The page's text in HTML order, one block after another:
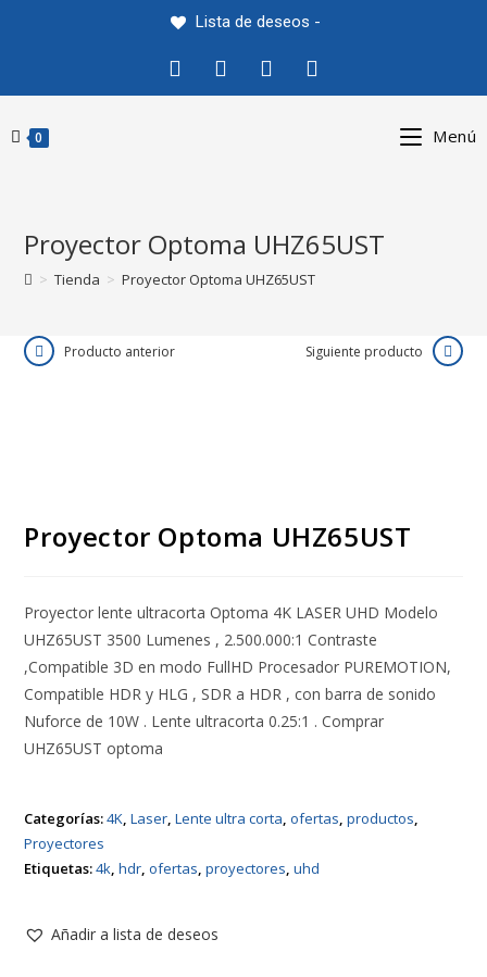
Lista de deseos -
0 Menú
Proyector Optoma UHZ65UST
> Tienda > Proyector Optoma UHZ65UST
Producto anterior Siguiente producto
Proyector Optoma UHZ65UST
Proyector lente ultracorta Optoma 4K LASER UHD Modelo
UHZ65UST 3500 Lumenes , 2.500.000:1 Contraste
,Compatible 3D en modo FullHD Procesador PUREMOTION,
Compatible HDR y HLG , SDR a HDR , con barra de sonido
Nuforce de 10W . Lente ultracorta 0.25:1 . Comprar
UHZ65UST optoma
Categorías:4K,Laser,Lente ultra corta,ofertas,productos,
Proyectores
Etiquetas:4k,hdr,ofertas,proyectores,uhd
Añadir a lista de deseos